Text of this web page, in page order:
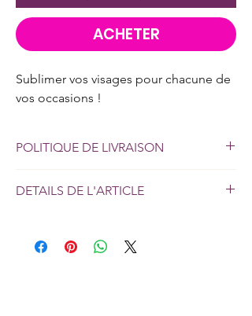
ACHETER
Sublimer vos visages pour chacune de
vos occasions !
POLITIQUE DE LIVRAISON
toute l'île.DISCRETION ASSUREE
DETAILS DE L'ARTICLE
Maschera et Solomon : ABS
Nuit : Tissus